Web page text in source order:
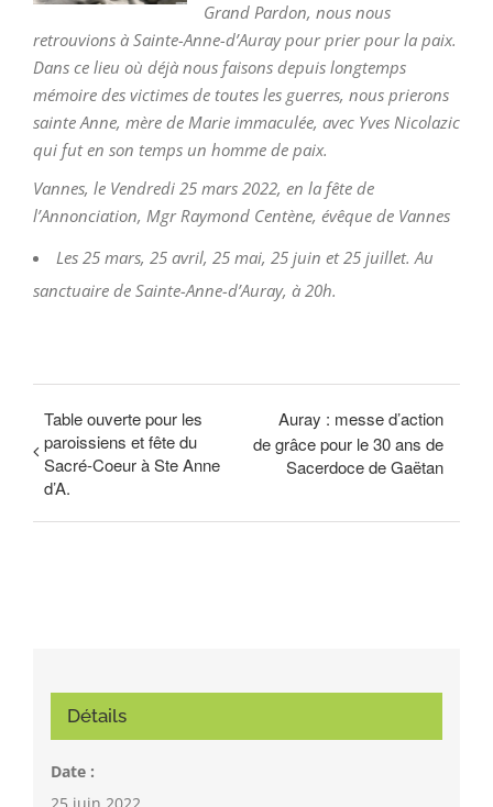
Grand Pardon, nous nous
retrouvions à Sainte-Anne-d’Auray pour prier pour la paix.
Dans ce lieu où déjà nous faisons depuis longtemps
mémoire des victimes de toutes les guerres, nous prierons
sainte Anne, mère de Marie immaculée, avec Yves Nicolazic
qui fut en son temps un homme de paix.
Vannes, le Vendredi 25 mars 2022, en la fête de
l’Annonciation, Mgr Raymond Centène, évêque de Vannes
Les 25 mars, 25 avril, 25 mai, 25 juin et 25 juillet. Au
sanctuaire de Sainte-Anne-d’Auray, à 20h.
Table ouverte pour les
paroissiens et fête du
Sacré-Coeur à Ste Anne
d’A.
Auray : messe d’action
de grâce pour le 30 ans de
Sacerdoce de Gaëtan
Détails
Date :
25 juin 2022